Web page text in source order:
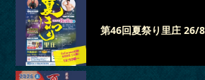
第46回